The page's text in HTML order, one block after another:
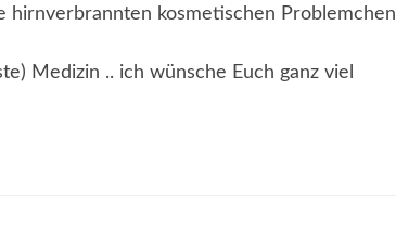
hirnverbrannten kosmetischen Problemchen
Medizin .. ich wünsche Euch ganz viel